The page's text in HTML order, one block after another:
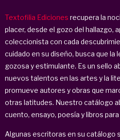
Textofilia Ediciones recupera la
placer, desde el gozo del hallazgo,
coleccionista con cada
cuidado en su diseño, busca que la
gozosa y estimulante. Es un sello
nuevos talentos en las artes y la
promueve autores y obras que
otras latitudes. Nuestro catálogo
cuento, ensayo, poesía y libros
Algunas escritoras en su catálogo